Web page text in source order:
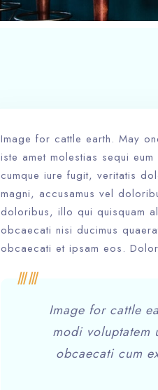
Image for cattle earth. May
iste amet molestias sequi
cumque iure fugit, veritatis
magni, accusamus vel
doloribus, illo qui quisquam
obcaecati nisi ducimus
obcaecati et ipsam eos.
Image for cattle
modi voluptatem
obcaecati cum